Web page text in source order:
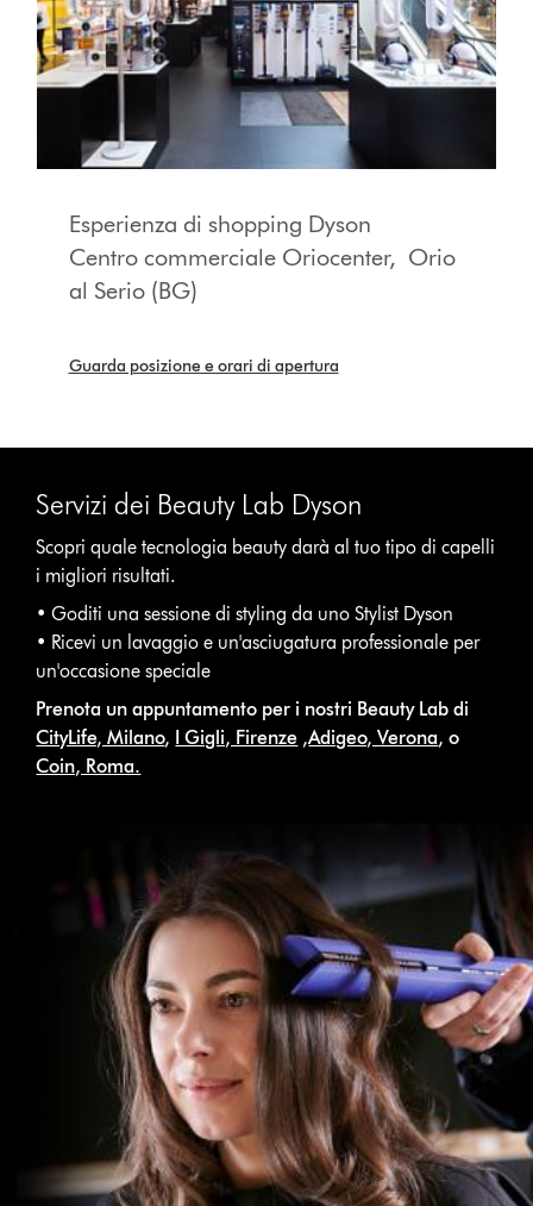
Esperienza di shopping Dyson
Centro commerciale Oriocenter, Orio
al Serio (BG)
Guarda posizione e orari di apertura
Servizi dei Beauty Lab Dyson
Scopri quale tecnologia beauty darà al tuo tipo di capelli
i migliori risultati.
• Goditi una sessione di styling da uno Stylist Dyson
• Ricevi un lavaggio e un'asciugatura professionale per
un'occasione speciale
Prenota un appuntamento per i nostri Beauty Lab di
CityLife, Milano, I Gigli, Firenze ,Adigeo, Verona, o
Coin, Roma.